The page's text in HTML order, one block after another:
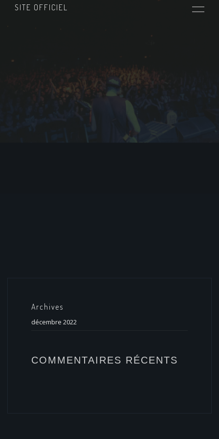
SITE OFFICIEL
Archives
décembre 2022
COMMENTAIRES RÉCENTS